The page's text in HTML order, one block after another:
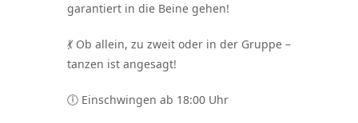
garantiert in die Beine gehen!
💃 Ob allein, zu zweit oder in der Gruppe –
tanzen ist angesagt!
🕕 Einschwingen ab 18:00 Uhr